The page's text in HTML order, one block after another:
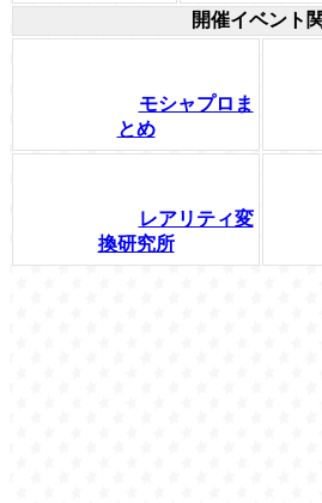
開催イベント
モシャプロま
とめ
レアリティ変
換研究所